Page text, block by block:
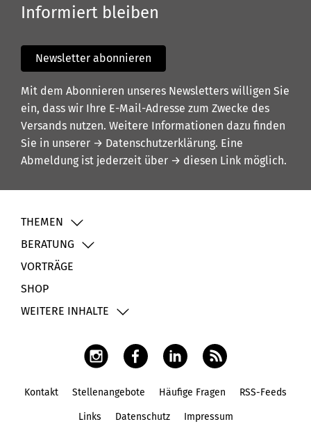
Informiert bleiben
Newsletter abonnieren
Mit dem Abonnieren unseres Newsletters willigen Sie
ein, dass wir Ihre E-Mail-Adresse zum Zwecke des
Versands nutzen. Weitere Informationen dazu finden
Sie in unserer → Datenschutzerklärung. Eine
Abmeldung ist jederzeit über → diesen Link möglich.
THEMEN
BERATUNG
VORTRÄGE
SHOP
WEITERE INHALTE
Kontakt Stellenangebote Häufige Fragen RSS-Feeds
Links Datenschutz Impressum